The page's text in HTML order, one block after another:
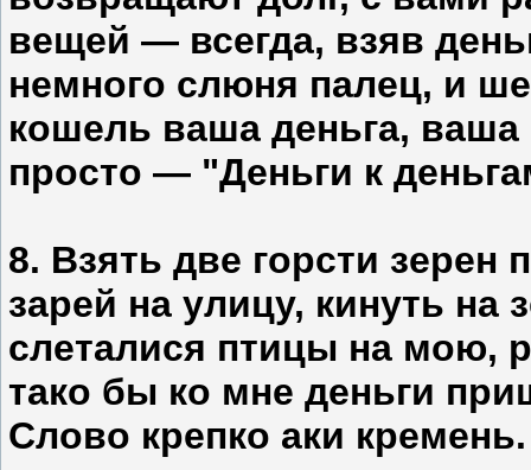
вещей — всегда, взяв
немного слюня палец, и
кошель ваша деньга,
просто — "Деньги к
8. Взять две горсти
зарей на улицу, кинуть на
слеталися птицы на мою,
тако бы ко мне деньги
Слово крепко аки